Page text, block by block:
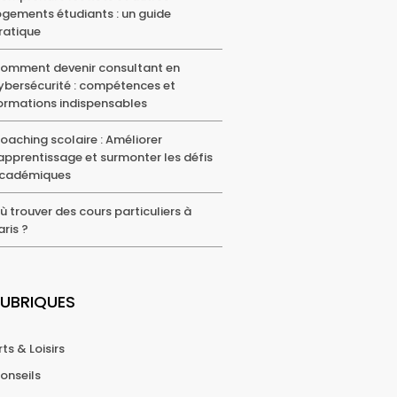
étudiants : un guide
devenir consultant en
: compétences et
indispensables
scolaire : Améliorer
et surmonter les défis
trouver des cours particuliers à
?
& Loisirs